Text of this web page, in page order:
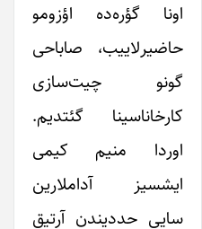
اونا گؤره‌ده اؤزومو
حاضیرلاییب، صاباحی
گونو چیت‌سازی
کارخاناسینا گئتدیم.
اوردا منیم کیمی
ایشسیز آداملارین
سایی حددیندن آرتیق